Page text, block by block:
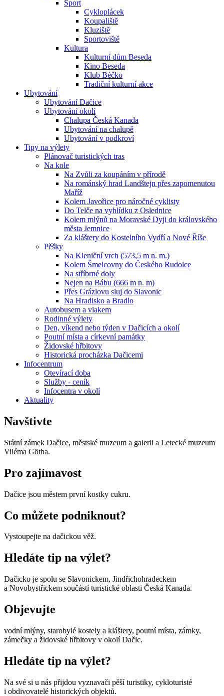
Sport
Cykloplácek
Koupaliště
Kluziště
Sportoviště
Kultura
Kulturní dům Beseda
Kino Beseda
Klub Béčko
Tradiční kulturní akce
Ubytování
Ubytování Dačice
Ubytování okolí
Chalupa Česká Kanada
Ubytování na chalupě
Ubytování v podkroví
Tipy na výlety
Plánovač turistických tras
Na kole
Na Zvůli za koupáním v přírodě
Na románský hrad Landštejn přes zapomenutou
Maříž
Kolem Javořice pro náročné cyklisty
Do Telče na vyhlídku z Oslednice
Kolem mlýnů na Moravské Dyji do královského
města Jemnice
Za kláštery do Kostelního Vydří a Nové Říše
Pěšky
Na Kleniční vrch (573,5 m n. m.)
Kolem Šmelcovny do Českého Rudolce
Na stříbrné doly
Nejen na Bábu (666 m n. m)
Přes Grázlovu sluj do Slavonic
Na Hradisko a Bradlo
Autobusem a vlakem
Rodinné výlety
Den, víkend nebo týden v Dačicích a okolí
Poutní místa a církevní památky
Židovské hřbitovy
Historická procházka Dačicemi
Infocentrum
Otevírací doba
Služby - ceník
Infocentra v okolí
Aktuality
Navštivte
Státní zámek Dačice, městské muzeum a galerii a Letecké muzeum
Viléma Götha.
Pro zajímavost
Dačice jsou městem první kostky cukru.
Co můžete podniknout?
Vystoupejte na dačickou věž.
Hledáte tip na výlet?
Dačicko je spolu se Slavonickem, Jindřichohradeckem
a Novobystřickem součástí turistické oblasti Česká Kanada.
Objevujte
vodní mlýny, starobylé kostely a kláštery, poutní místa, zámky,
zámečky a židovské hřbitovy v okolí Dačic.
Hledáte tip na výlet?
Na své si u nás přijdou vyznavači pěší turistiky, cykloturisté
i obdivovatelé historických objektů.